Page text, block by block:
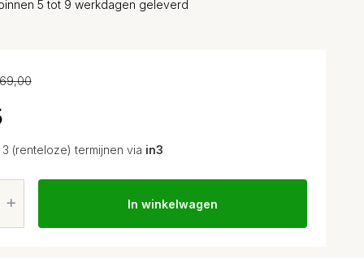
5 tot 9 werkdagen geleverd
3 (renteloze) termijnen via in3
In winkelwagen